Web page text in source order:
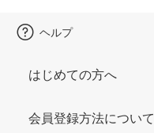
ヘルプ
はじめての方へ
会員登録方法について